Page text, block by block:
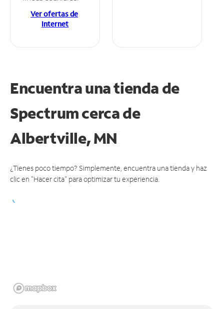
Ver ofertas de
Internet
Encuentra una tienda de
Spectrumcerca de
Albertville, MN
¿Tienes poco tiempo? Simplemente, encuentra una tienda y haz
clic en "Hacer cita" para optimizar tu experiencia.